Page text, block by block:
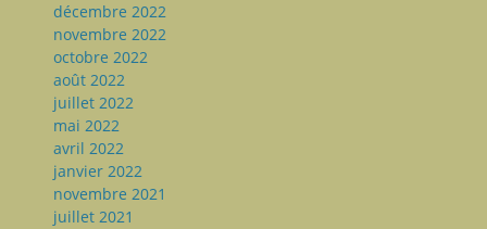
décembre 2022
novembre 2022
octobre 2022
août 2022
juillet 2022
mai 2022
avril 2022
janvier 2022
novembre 2021
juillet 2021